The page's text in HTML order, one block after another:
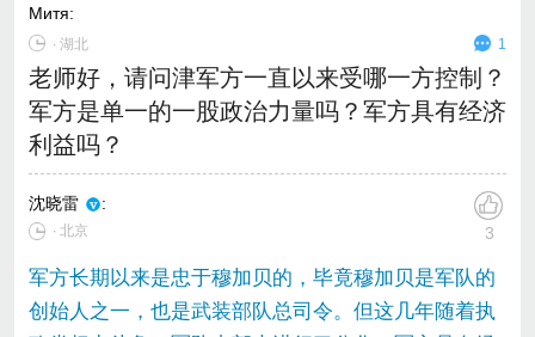
Митя:
∙湖北 1
老师好，请问津军方一直以来受哪一方控制？
军方是单一的一股政治力量吗？军方具有经济
利益吗？
沈晓雷 :
∙ 北京 3
军方长期以来是忠于穆加贝的，毕竟穆加贝是军队的
创始人之一，也是武装部队总司令。但这几年随着执